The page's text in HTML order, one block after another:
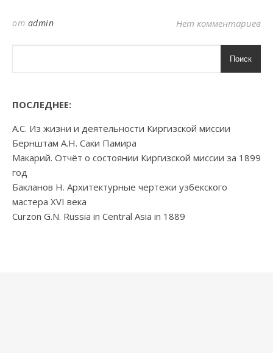
от admin Нет комментариев
Поиск
ПОСЛЕДНЕЕ:
А.С. Из жизни и деятельности Киргизской миссии
Бернштам А.Н. Саки Памира
Макарий. Отчёт о состоянии Киргизской миссии за 1899
год
Бакланов Н. Архитектурные чертежи узбекского
мастера XVI века
Curzon G.N. Russia in Central Asia in 1889